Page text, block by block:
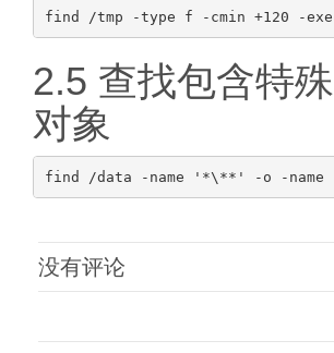
2.5 查找包含特
对象
没有评论